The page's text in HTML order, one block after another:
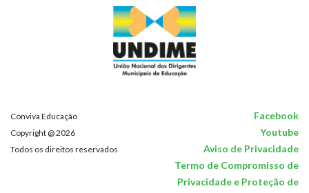
Conviva Educação Facebook
Copyright @ 2026 Youtube
Todos os direitos reservados
Aviso de Privacidade
Termo de Compromisso de
Privacidade e Proteção de